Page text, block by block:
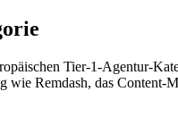
Tier-1-Agentur-
wie Remdash, das